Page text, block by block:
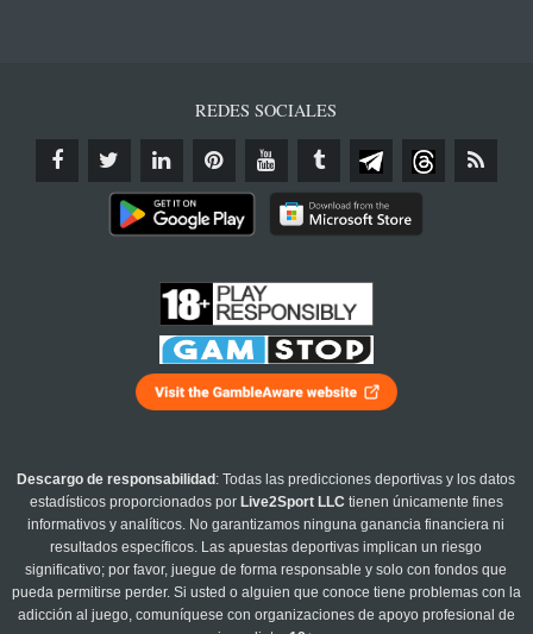
REDES SOCIALES
Descargo de responsabilidad : Todas las predicciones deportivas y los datos
estadísticos proporcionados por Live2Sport LLC tienen únicamente fines
informativos y analíticos. No garantizamos ninguna ganancia financiera ni
resultados específicos. Las apuestas deportivas implican un riesgo
significativo; por favor, juegue de forma responsable y solo con fondos que
pueda permitirse perder. Si usted o alguien que conoce tiene problemas con la
adicción al juego, comuníquese con organizaciones de apoyo profesional de